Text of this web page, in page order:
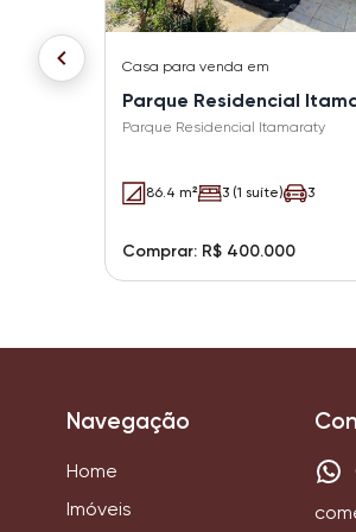
Casa para venda em
Parque Residencial
Parque Residencial Itamaraty
86.4 m² 3 (1 suíte) 3
Comprar: R$ 400.000
Navegação
Home
Imóveis